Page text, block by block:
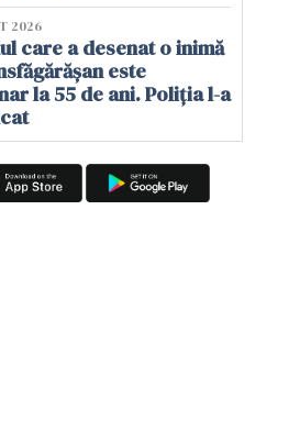
2026
care a desenat o inimă
este
la 55 de ani. Poliția l-a